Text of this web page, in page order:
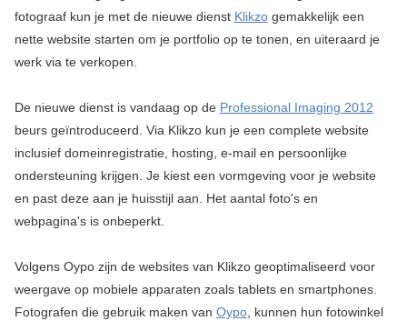
fotograaf kun je met de nieuwe dienst Klikzogemakkelijk een
nette website starten om je portfolio op te tonen, en uiteraard je
werk via te verkopen.
De nieuwe dienst is vandaag op de Professional Imaging 2012
beurs geïntroduceerd. Via Klikzo kun je een complete website
inclusief domeinregistratie, hosting, e-mail en persoonlijke
ondersteuning krijgen. Je kiest een vormgeving voor je website
en past deze aan je huisstijl aan. Het aantal foto's en
webpagina's is onbeperkt.
Volgens Oypo zijn de websites van Klikzo geoptimaliseerd voor
weergave op mobiele apparaten zoals tablets en smartphones.
Fotografen die gebruik maken van Oypo, kunnen hun fotowinkel